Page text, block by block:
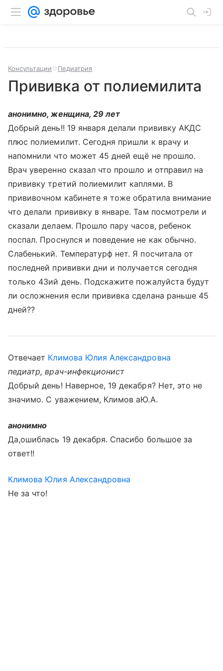
Консультации Педиатрия
Прививка от полиемилита
анонимно, женщина, 29 лет
Добрый день!! 19 января делали прививку АКДС
плюс полиемилит. Сегодня пришли к врачу и
напомнили что может 45 дней ещё не прошло.
Врач уверенно сказал что прошло и отправил на
прививку третий полиемилит каплями. В
прививочном кабинете я тоже обратила внимание
что делали прививку в январе. Там посмотрели и
сказали делаем. Прошло пару часов, ребенок
поспал. Проснулся и поведение не как обычно.
Слабенький. Температурф нет. Я посчитала от
последней прививки дни и получается сегодня
только 43ий день. Подскажите пожалуйста будут
ли осложнения если прививка сделана раньше 45
дней??
Отвечает Климова Юлия Александровна
педиатр, врач-инфекционист
Добрый день! Наверное, 19 декабря? Нет, это не
значимо. С уважением, Климов аЮ.А.
анонимно
Да,ошиблась 19 декабря. Спасибо большое за
ответ!!
Климова Юлия Александровна
Не за что!